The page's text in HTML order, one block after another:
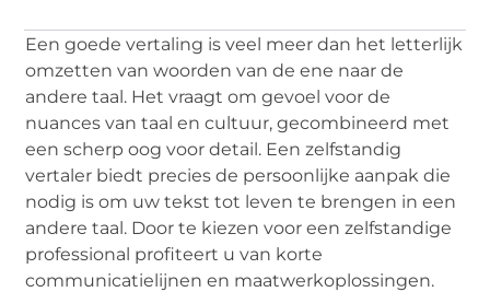
Een goede vertaling is veel meer dan het letterlijk
omzetten van woorden van de ene naar de
andere taal. Het vraagt om gevoel voor de
nuances van taal en cultuur, gecombineerd met
een scherp oog voor detail. Een zelfstandig
vertaler biedt precies de persoonlijke aanpak die
nodig is om uw tekst tot leven te brengen in een
andere taal. Door te kiezen voor een zelfstandige
professional profiteert u van korte
communicatielijnen en maatwerkoplossingen.